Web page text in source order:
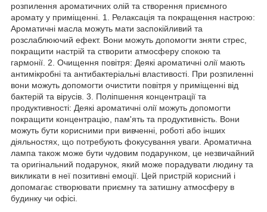
розпилення ароматичних олій та створення приємного
аромату у приміщенні. 1. Релаксація та покращення настрою:
Ароматичні масла можуть мати заспокійливий та
розслаблюючий ефект. Вони можуть допомогти зняти стрес,
покращити настрій та створити атмосферу спокою та
гармонії. 2. Очищення повітря: Деякі ароматичні олії мають
антимікробні та антибактеріальні властивості. При розпиленні
вони можуть допомогти очистити повітря у приміщенні від
бактерій та вірусів. 3. Поліпшення концентрації та
продуктивності: Деякі ароматичні олії можуть допомогти
покращити концентрацію, пам'ять та продуктивність. Вони
можуть бути корисними при вивченні, роботі або інших
діяльностях, що потребують фокусування уваги. Ароматична
лампа також може бути чудовим подарунком, це незвичайний
та оригінальний подарунок, який може порадувати людину та
викликати в неї позитивні емоції. Цей пристрій корисний і
допомагає створювати приємну та затишну атмосферу в
будинку чи офісі.